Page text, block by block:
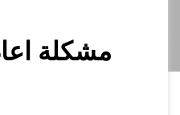
مشكلة